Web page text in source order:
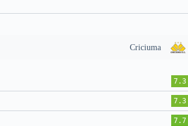
Criciuma
7.3
7.3
7.7